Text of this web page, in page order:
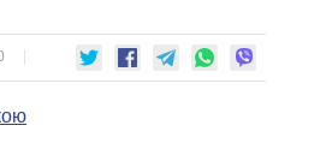
ПОЛІТИКІВ